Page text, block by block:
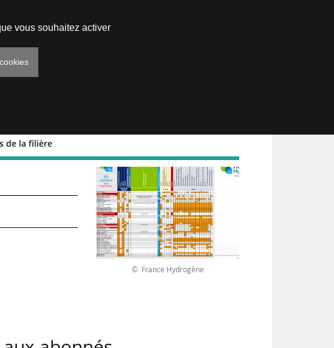
de la filière
des
© France Hydrogène
vous souhaitez activer